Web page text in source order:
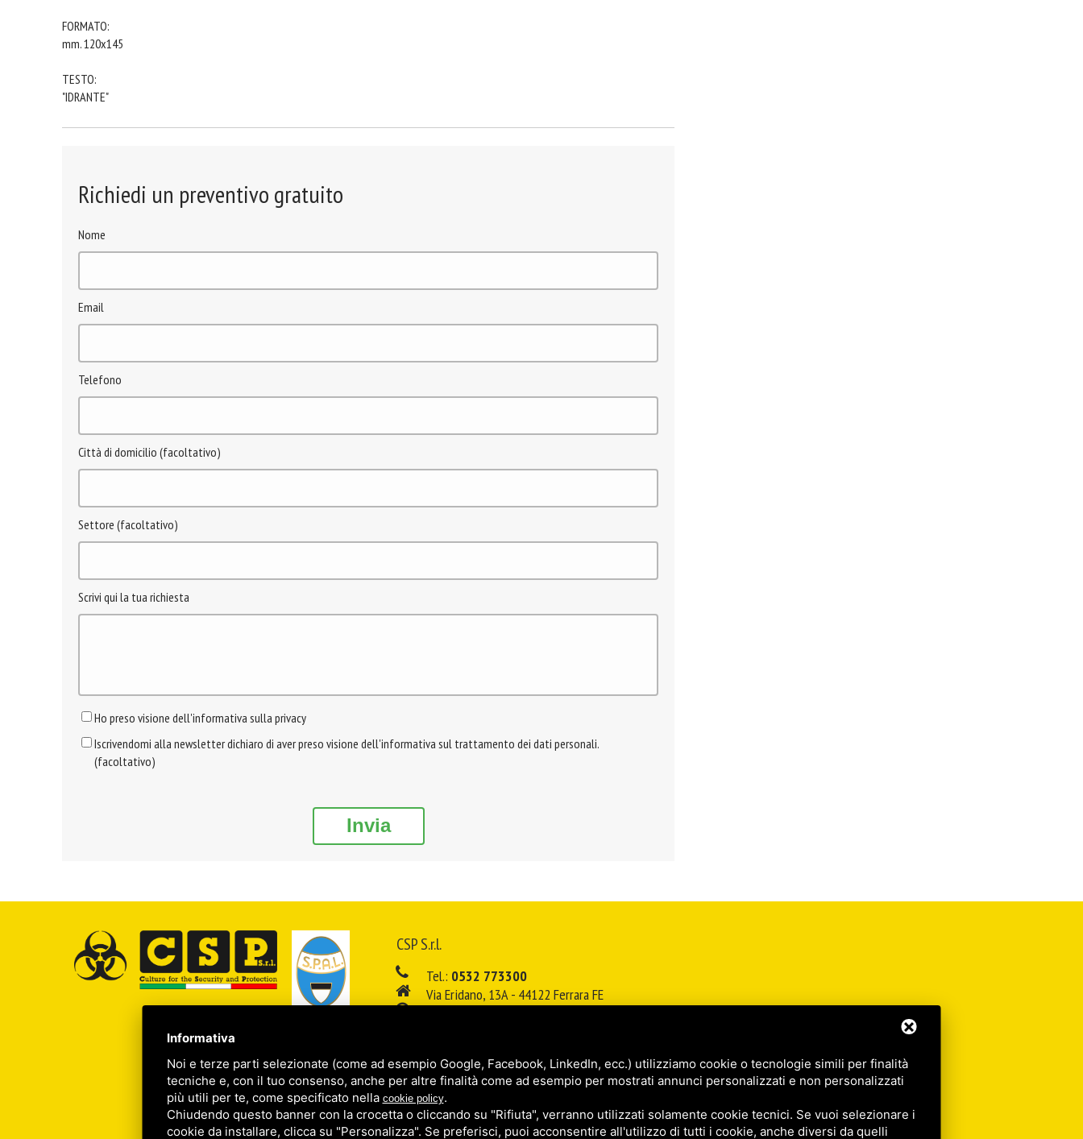
FORMATO:
mm. 120x145
TESTO:
"IDRANTE"
Richiedi un preventivo gratuito
Nome
Email
Telefono
Città di domicilio (facoltativo)
Settore (facoltativo)
Scrivi qui la tua richiesta
Ho preso visione dell'informativa sulla privacy
Iscrivendomi alla newsletter dichiaro di aver preso visione dell'informativa sul trattamento dei dati personali.
(facoltativo)
Invia
CSP S.r.l.
Tel.: 0532 773300
Via Eridano, 13A - 44122 Ferrara FE
Sitemap/ Privacy policy/Legal
Informativa
Noi e terze parti selezionate (come ad esempio Google, Facebook, LinkedIn, ecc.) utilizziamo cookie o tecnologie simili per finalità
tecniche e, con il tuo consenso, anche per altre finalità come ad esempio per mostrati annunci personalizzati e non personalizzati
più utili per te, come specificato nella cookie policy.
Chiudendo questo banner con la crocetta o cliccando su "Rifiuta", verranno utilizzati solamente cookie tecnici. Se vuoi selezionare i
cookie da installare, clicca su "Personalizza". Se preferisci, puoi acconsentire all'utilizzo di tutti i cookie, anche diversi da quelli